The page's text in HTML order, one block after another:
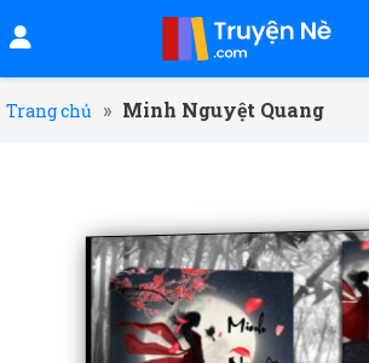
Trang chủ » Minh Nguyệt Quang